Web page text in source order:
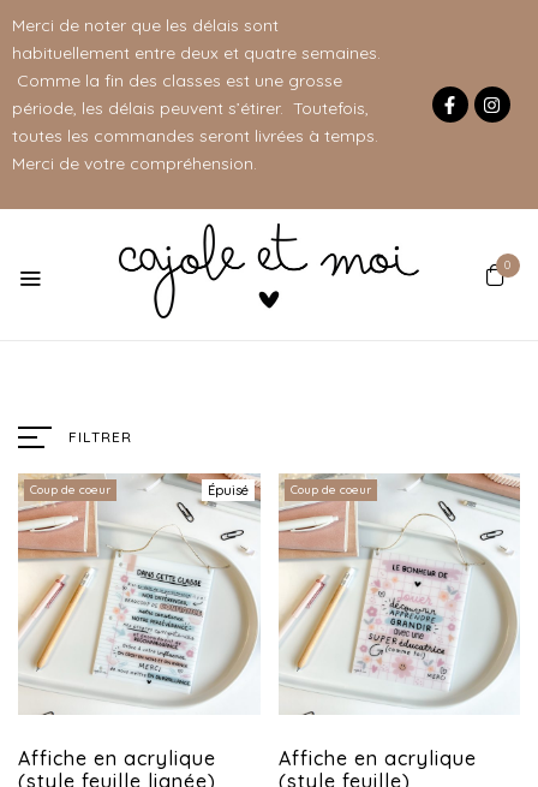
Merci de noter que les délais sont
habituellement entre deux et quatre semaines.
Comme la fin des classes est une grosse
période, les délais peuvent s’étirer. Toutefois,
toutes les commandes seront livrées à temps.
Merci de votre compréhension.
0
FILTRER
Coup de coeur Épuisé
Affiche en acrylique
(style feuille lignée)
Coup de coeur
Affiche en acrylique
(style feuille)